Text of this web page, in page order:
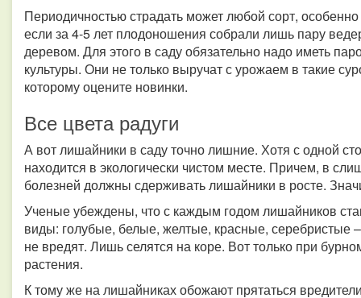
Периодичностью страдать может любой сорт,
если за 4-5 лет плодоношения собрали лишь пару
деревом. Для этого в саду обязательно надо иметь
культуры. Они не только выручат с урожаем в такие
которому оцените новинки.
Все цвета радуги
А вот лишайники в саду точно лишние. Хотя с одной
находится в экологически чистом месте. Причем, в
болезней должны сдерживать лишайники в росте.
Ученые убеждены, что с каждым годом лишайников
виды: голубые, белые, желтые, красные, серебристые
не вредят. Лишь селятся на коре. Вот только при
растения.
К тому же на лишайниках обожают прятаться